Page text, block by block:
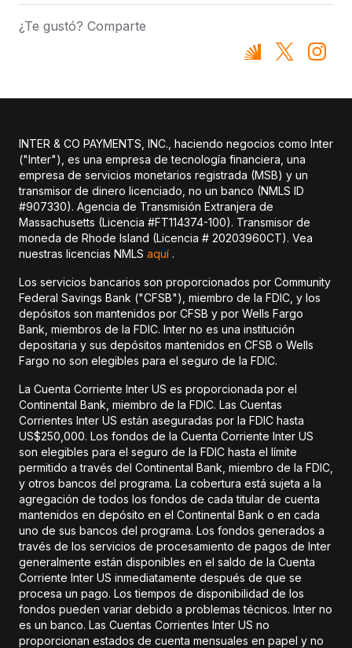
¿Te gustó? Comparte
INTER & CO PAYMENTS, INC., haciendo negocios como Inter
("Inter"), es una empresa de tecnología financiera, una
empresa de servicios monetarios registrada (MSB) y un
transmisor de dinero licenciado, no un banco (NMLS ID
#907330). Agencia de Transmisión Extranjera de
Massachusetts (Licencia #FT114374-100). Transmisor de
moneda de Rhode Island (Licencia # 20203960CT). Vea
nuestras licencias NMLS aquí .
Los servicios bancarios son proporcionados por Community
Federal Savings Bank ("CFSB"), miembro de la FDIC, y los
depósitos son mantenidos por CFSB y por Wells Fargo
Bank, miembros de la FDIC. Inter no es una institución
depositaria y sus depósitos mantenidos en CFSB o Wells
Fargo no son elegibles para el seguro de la FDIC.
La Cuenta Corriente Inter US es proporcionada por el
Continental Bank, miembro de la FDIC. Las Cuentas
Corrientes Inter US están aseguradas por la FDIC hasta
US$250,000. Los fondos de la Cuenta Corriente Inter US
son elegibles para el seguro de la FDIC hasta el límite
permitido a través del Continental Bank, miembro de la FDIC,
y otros bancos del programa. La cobertura está sujeta a la
agregación de todos los fondos de cada titular de cuenta
mantenidos en depósito en el Continental Bank o en cada
uno de sus bancos del programa. Los fondos generados a
través de los servicios de procesamiento de pagos de Inter
generalmente están disponibles en el saldo de la Cuenta
Corriente Inter US inmediatamente después de que se
procesa un pago. Los tiempos de disponibilidad de los
fondos pueden variar debido a problemas técnicos. Inter no
es un banco. Las Cuentas Corrientes Inter US no
proporcionan estados de cuenta mensuales en papel y no